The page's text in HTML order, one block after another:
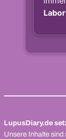
LupusDiary.de
Unsere Inhalte sind